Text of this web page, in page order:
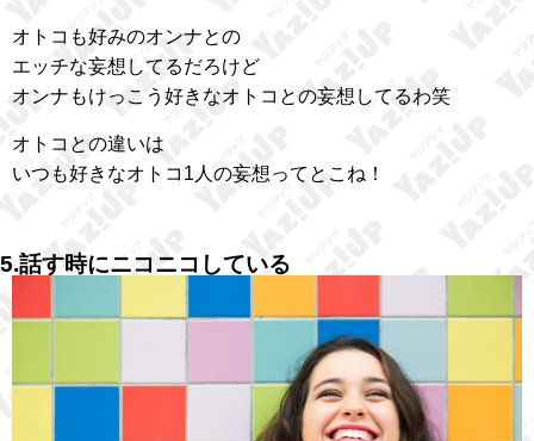
オトコも好みのオンナとの
エッチな妄想してるだろけど
オンナもけっこう好きなオトコとの妄想してるわ笑
オトコとの違いは
いつも好きなオトコ1人の妄想ってとこね！
5.話す時にニコニコしている